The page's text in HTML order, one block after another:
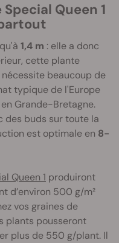
Queen 1
1,4 m : elle a donc
cette plante
beaucoup de
typique de l'Europe
Grande-Bretagne.
des buds sur toute la
est optimale en 8-
Queen 1 produiront
d’environ 500 g/m²
vos graines de
plants pousseront
plus de 550 g/plant. Il